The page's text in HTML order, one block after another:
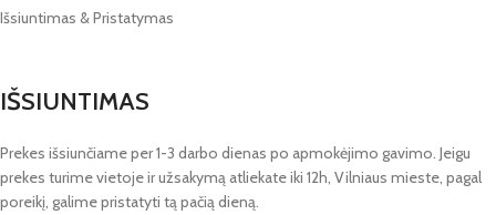
Išsiuntimas & Pristatymas
IŠSIUNTIMAS
Prekes išsiunčiame per 1-3 darbo dienas po apmokėjimo gavimo. Jeigu
prekes turime vietoje ir užsakymą atliekate iki 12h, Vilniaus mieste, pagal
poreikį, galime pristatyti tą pačią dieną.